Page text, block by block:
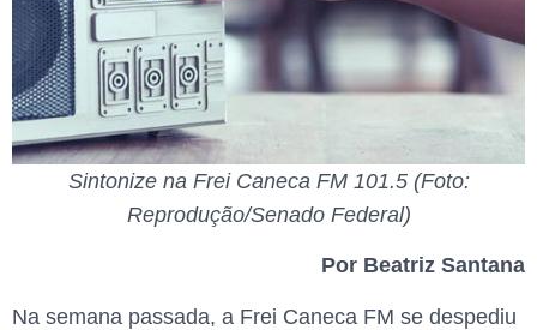
Sintonize na Frei Caneca FM 101.5 (Foto:
Reprodução/Senado Federal)
Por Beatriz Santana
Na semana passada, a Frei Caneca FM se despediu